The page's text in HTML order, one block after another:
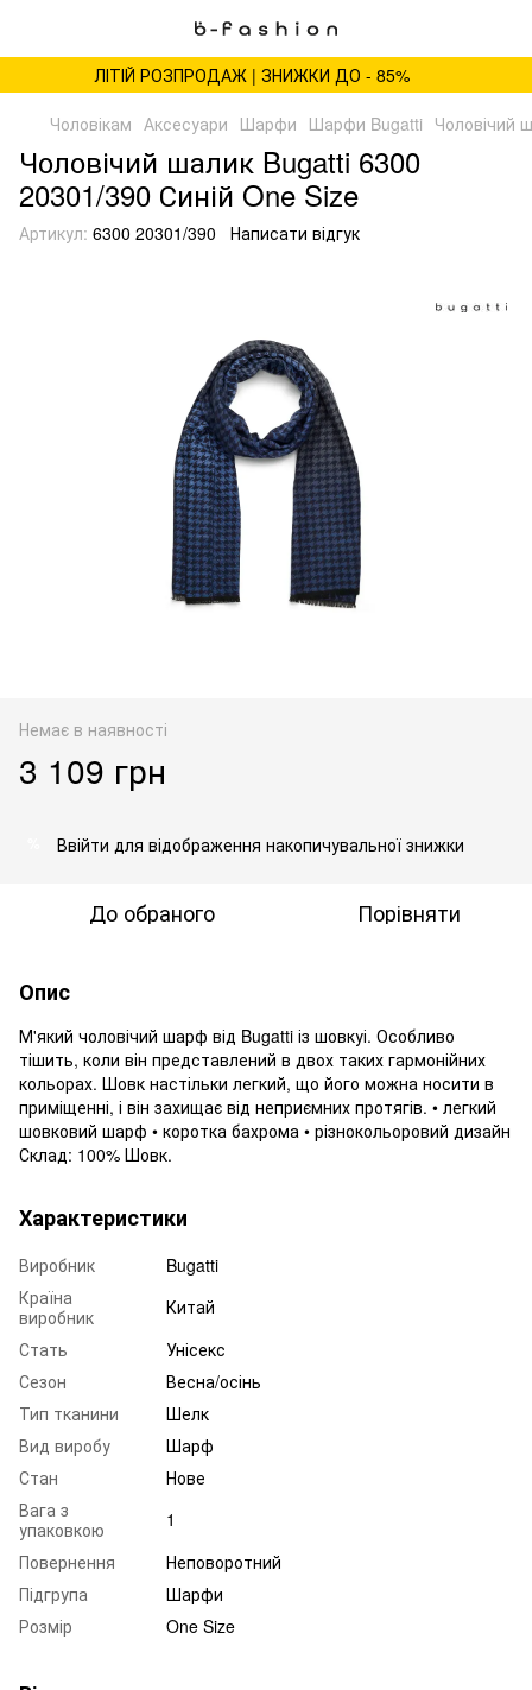
ЛІТІЙ РОЗПРОДАЖ | ЗНИЖКИ ДО - 85%
Чоловікам Аксесуари Шарфи Шарфи Bugatti Чоловічий
Чоловічий шалик Bugatti 6300
20301/390 Синій One Size
Артикул: 6300 20301/390 Написати відгук
Немає в наявності
3 109 грн
Ввійти для відображення накопичувальної знижки
До обраного Порівняти
Опис
М'який чоловічий шарф від Bugatti із шовкуі. Особливо
тішить, коли він представлений в двох таких гармонійних
кольорах. Шовк настільки легкий, що його можна носити в
приміщенні, і він захищає від неприємних протягів. • легкий
шовковий шарф • коротка бахрома • різнокольоровий дизайн
Склад: 100% Шовк.
Характеристики
Виробник
Bugatti
Країна
виробник
Китай
Стать
Унісекс
Сезон
Весна/осінь
Тип тканини
Шелк
Вид виробу
Шарф
Стан
Нове
Вага з
упаковкою
1
Повернення
Неповоротний
Підгрупа
Шарфи
Розмір
One Size